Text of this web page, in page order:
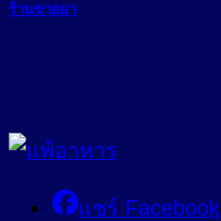
ร้านขายยา
แชร์ Facebook